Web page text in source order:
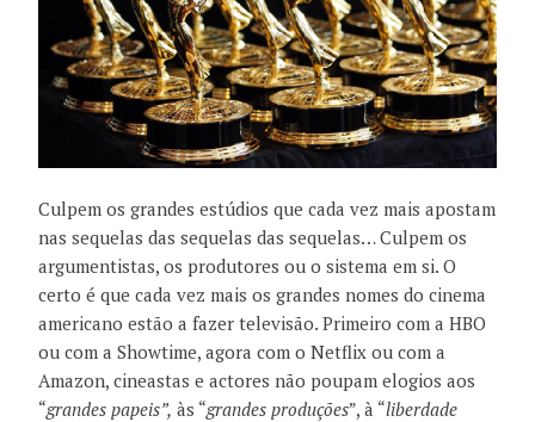
Culpem os grandes estúdios que cada vez mais apostam
nas sequelas das sequelas das sequelas… Culpem os
argumentistas, os produtores ou o sistema em si. O
certo é que cada vez mais os grandes nomes do cinema
americano estão a fazer televisão. Primeiro com a HBO
ou com a Showtime, agora com o Netflix ou com a
Amazon, cineastas e actores não poupam elogios aos
“grandes papeis”, às “grandes produções”, à “liberdade